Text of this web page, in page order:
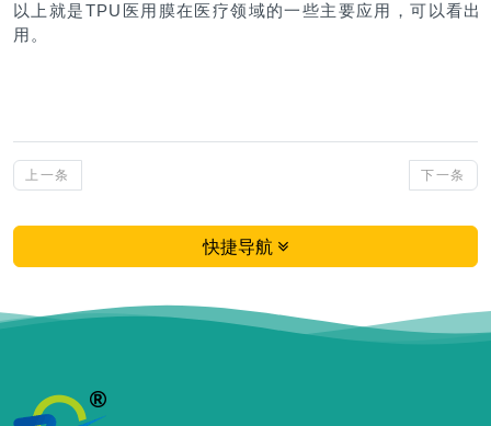
以上就是TPU医用膜在医疗领域的一些主要应用，可以看
用。
上一条 下一条
快捷导航